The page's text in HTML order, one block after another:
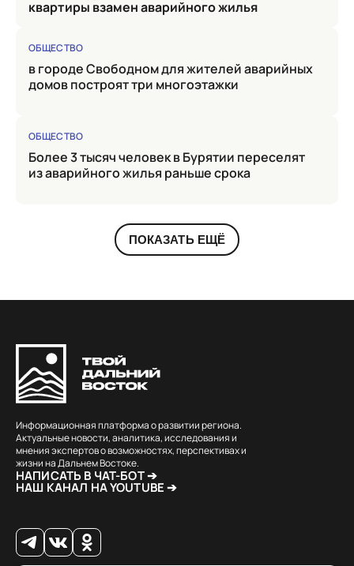
квартиры взамен аварийного жилья
ОБЩЕСТВО
в городе Свободном для жителей аварийных
домов построят три многоэтажки
ОБЩЕСТВО
Более 3 тысяч человек в Бурятии переселят
из аварийного жилья раньше срока
ПОКАЗАТЬ ЕЩЁ
Информационная платформа о развитии региона.
Актуальные новости, аналитика, исследования и
мнения экспертов о возможностях, перспективах и
жизни на Дальнем Востоке.
НАПИСАТЬ В ЧАТ-БОТ ➔
НАШ КАНАЛ НА YOUTUBE ➔